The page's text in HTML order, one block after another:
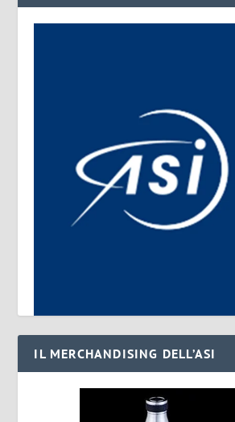
IL MERCHANDISING DELL’ASI